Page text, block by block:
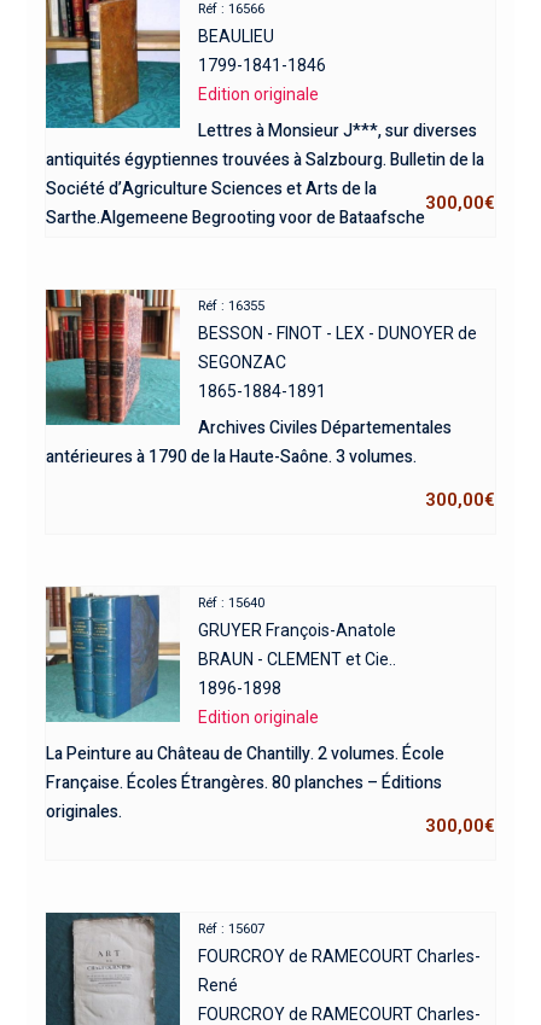
Réf : 16566
BEAULIEU
1799-1841-1846
Edition originale
Lettres à Monsieur J***, sur diverses
antiquités égyptiennes trouvées à Salzbourg. Bulletin de la
Société d’Agriculture Sciences et Arts de la
Sarthe.Algemeene Begrooting voor de Bataafsche
300,00€
Réf : 16355
BESSON - FINOT - LEX - DUNOYER de
SEGONZAC
1865-1884-1891
Archives Civiles Départementales
antérieures à 1790 de la Haute-Saône. 3 volumes.
300,00€
Réf : 15640
GRUYER François-Anatole
BRAUN - CLEMENT et Cie..
1896-1898
Edition originale
La Peinture au Château de Chantilly. 2 volumes. École
Française. Écoles Étrangères. 80 planches – Éditions
originales.
300,00€
Réf : 15607
FOURCROY de RAMECOURT Charles-
René
FOURCROY de RAMECOURT Charles-